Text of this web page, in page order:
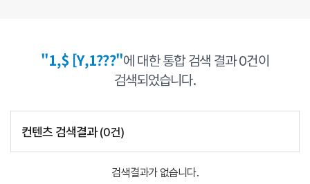
"1,$ [Y,1???"에 대한 통합 검색 결과0건이
검색되었습니다.
컨텐츠 검색결과(0건)
검색결과가 없습니다.